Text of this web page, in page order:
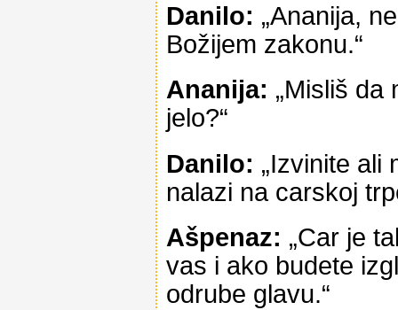
Danilo: „Ananija,
Božijem zakonu.“
Ananija: „Misliš da
jelo?“
Danilo: „Izvinite ali
nalazi na carskoj
Ašpenaz: „Car je
vas i ako budete
odrube glavu.“